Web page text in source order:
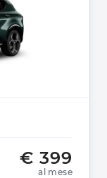
€ 399
al mese